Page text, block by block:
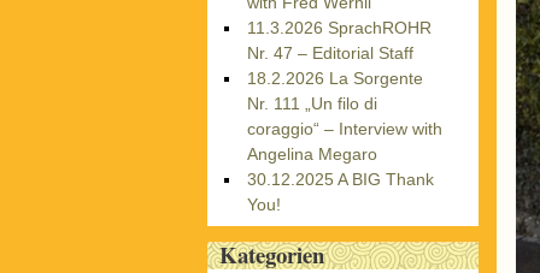
11.3.2026 SprachROHR
Nr. 47 – Editorial Staff
18.2.2026 La Sorgente
Nr. 111 „Un filo di
coraggio“ – Interview with
Angelina Megaro
30.12.2025 A BIG Thank
You!
Kategorien